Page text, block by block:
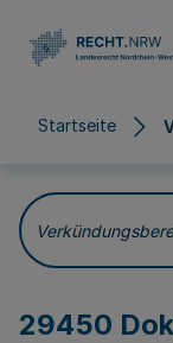
Startseite
29450